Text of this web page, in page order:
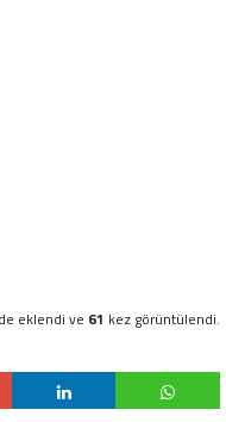
eklendi ve 61 kez görüntülendi.